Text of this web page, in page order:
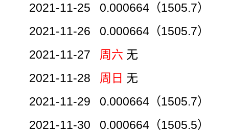
2021-11-25 0.000664（1505.7）
2021-11-26 0.000664（1505.7）
2021-11-27 周六 无
2021-11-28 周日 无
2021-11-29 0.000664（1505.7）
2021-11-30 0.000664（1505.5）